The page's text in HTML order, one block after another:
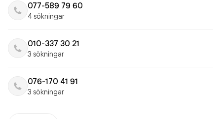
077-589 79 60
4 sökningar
010-337 30 21
3 sökningar
076-170 41 91
3 sökningar